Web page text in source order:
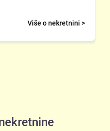
Više o nekretnini >